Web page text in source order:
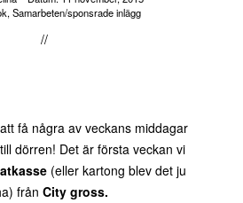
, Samarbeten/sponsrade inlägg
//
få några av veckans middagar
dörren! Det är första veckan vi
(eller kartong blev det ju
från City gross.